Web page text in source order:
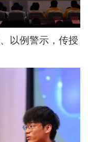
以例警示，传授